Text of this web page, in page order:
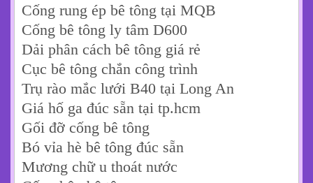
Cống rung ép bê tông tại MQB
Cống bê tông ly tâm D600
Dải phân cách bê tông giá rẻ
Cục bê tông chắn công trình
Trụ rào mắc lưới B40 tại Long An
Giá hố ga đúc sẵn tại tp.hcm
Gối đỡ cống bê tông
Bó vỉa hè bê tông đúc sẵn
Mương chữ u thoát nước